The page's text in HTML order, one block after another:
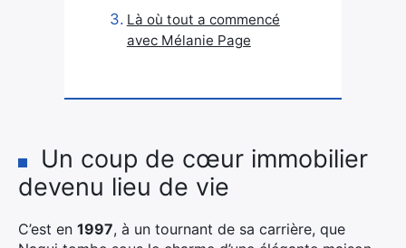
Là où tout a commencé
avec Mélanie Page
Un coup de cœur immobilier
devenu lieu de vie
C’est en 1997, à un tournant de sa carrière, que